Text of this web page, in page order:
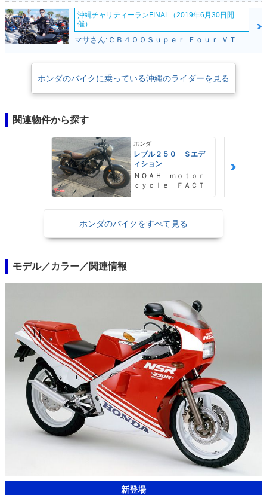
沖縄チャリティーランFINAL（2019年6月30日開
催）
マサさん:ＣＢ４００Ｓｕｐｅｒ Ｆｏｕｒ ＶＴＥＣ ＳＰＥＣ２(ホンダ)
ホンダのバイクに乗っている沖縄のライダーを見る
関連物件から探す
ホンダ
レブル２５０ Ｓエデ
ィション
ＮＯＡＨ ｍｏｔｏｒ
ｃｙｃｌｅ ＦＡＣＴ
ホンダのバイクをすべて見る
モデル／カラー／関連情報
新登場